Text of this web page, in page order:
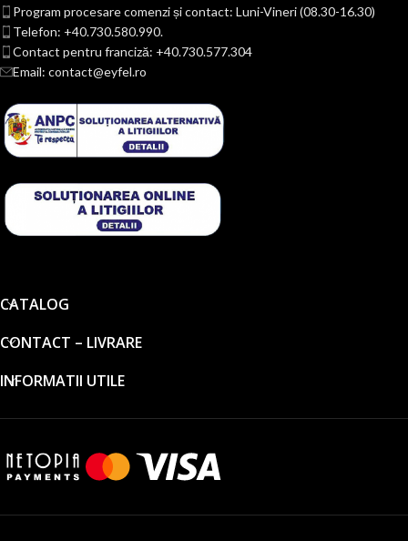
Program procesare comenzi și contact: Luni-Vineri (08.30-16.30)
Telefon: +40.730.580.990.
Contact pentru franciză: +40.730.577.304
Email: contact@eyfel.ro
CATALOG
CONTACT – LIVRARE
INFORMATII UTILE